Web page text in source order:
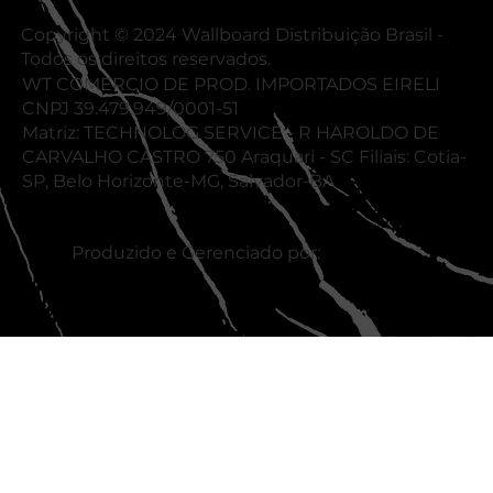
Produzido e Gerenciado por:
Copyright © 2024 Wallboard Distribuição Brasil -
Todos os direitos reservados.
WT COMERCIO DE PROD. IMPORTADOS EIRELI
CNPJ 39.479.949/0001-51
Matriz: TECHNOLOG SERVICE - R HAROLDO DE
CARVALHO CASTRO 750 Araquari - SC Filiais: Cotia-
SP, Belo Horizonte-MG, Salvador-BA